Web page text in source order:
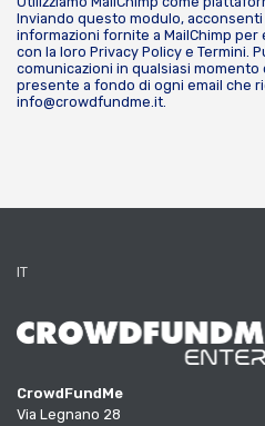
Inviando questo modulo,
informazioni fornite a MailChimp
con la loro Privacy Policy e Termini.
comunicazioni in qualsiasi
presente a fondo di ogni email che
info@crowdfundme.it.
IT
CrowdFundMe
Via Legnano 28